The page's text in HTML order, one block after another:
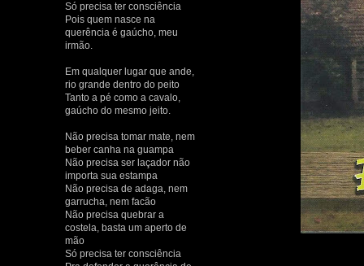
Só precisa ter consciência
Pois quem nasce na
querência é gaúcho, meu
irmão.
Em qualquer lugar que ande,
rio grande dentro do peito
Tanto a pé como a cavalo,
gaúcho do mesmo jeito.
Não precisa tomar mate, nem
beber canha na guampa
Não precisa ser laçador não
importa sua estampa
Não precisa de adaga, nem
garrucha, nem facão
Não precisa quebrar a
costela, basta um aperto de
mão
Só precisa ter consciência